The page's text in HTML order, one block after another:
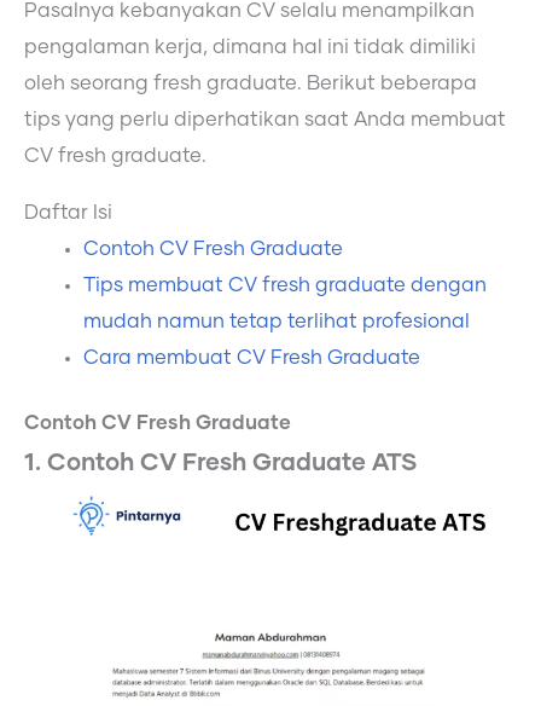
Pasalnya kebanyakan CV selalu menampilkan
pengalaman kerja, dimana hal ini tidak dimiliki
oleh seorang fresh graduate. Berikut beberapa
tips yang perlu diperhatikan saat Anda membuat
CV fresh graduate.
Daftar Isi
Contoh CV Fresh Graduate
Tips membuat CV fresh graduate dengan
mudah namun tetap terlihat profesional
Cara membuat CV Fresh Graduate
Contoh CV Fresh Graduate
1. Contoh CV Fresh Graduate ATS